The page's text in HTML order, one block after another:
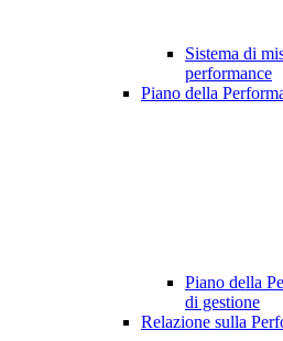
Sistema di
performance
Piano della
Piano della
di gestione
Relazione sulla